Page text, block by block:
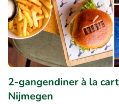
2-gangendiner à la
Nijmegen